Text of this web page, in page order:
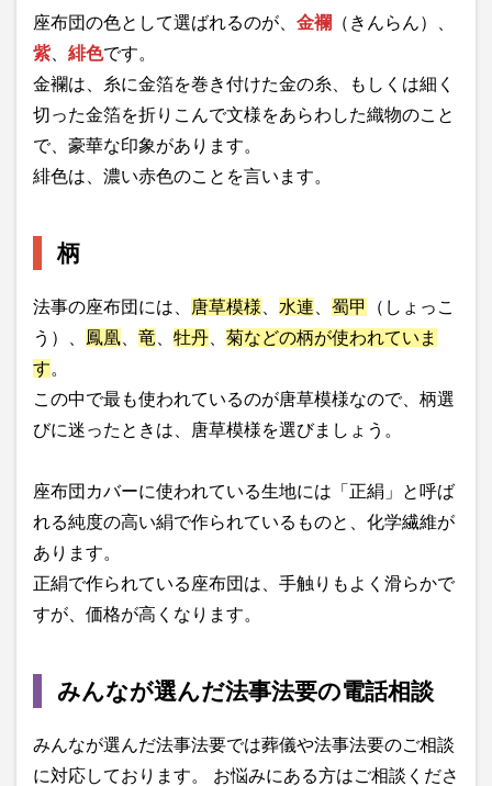
座布団の色として選ばれるのが、 金襴 （きんらん）、
紫
緋色です。
金襴は、糸に金箔を巻き付けた金の糸、もしくは細く
切った金箔を折りこんで文様をあらわした織物のこと
で、豪華な印象があります。
緋色は、濃い赤色のことを言います。
柄
法事の座布団には、 唐草模様 水連 蜀甲
（しょっこ
う）、 鳳凰 竜 牡丹
菊などの柄が使われていま
す。
この中で最も使われているのが唐草模様なので、柄選
びに迷ったときは、唐草模様を選びましょう。
座布団カバーに使われている生地には「正絹」と呼ば
れる純度の高い絹で作られているものと、化学繊維が
あります。
正絹で作られている座布団は、手触りもよく滑らかで
すが、価格が高くなります。
みんなが選んだ法事法要の電話相談
みんなが選んだ法事法要では葬儀や法事法要のご相談
に対応しております。 お悩みにある方はご相談くださ